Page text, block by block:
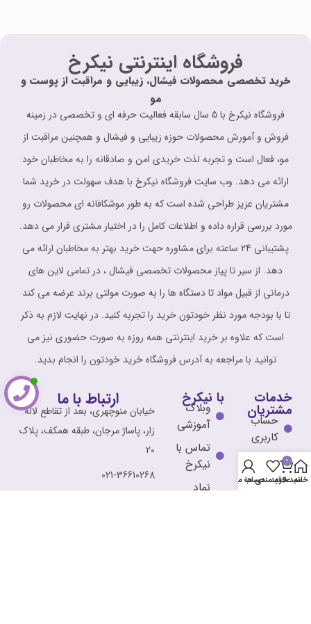
فروشگاه اینترنتی نیکرخ
خرید تخصصی محصولات فیشال، زیبایی و مراقبت از پوست و
مو
فروشگاه نیکرخ با 5 سال سابقه فعالیت حرفه ای و تخصصی در زمینه
فروش و آمورش محصولات حوزه زیبایی و فیشال و همچنین مراقبت از
مو، فعال است و تجربه لذت خریدی امن و صادقانه را به مخاطبان خود
ارائه می دهد. وب سایت فروشگاه نیکرخ با هدف سهولت در خرید شما
مشتریان عزیز طراحی شده است که به طور موشکافانه ای محصولات رو
مورد بررسی قراره داده و اطلاعات کامل را در اختیار مشتری قرار می دهد.
پشتیبانی 24 ساعته برای مشاوره حهت خرید بهتر به مخاطبان ارائه می
دهد. از سیر تا پیاز محصولات تخصصی فیشال ، در تمامی لاین های
درمانی از قبیل مواد تا دستگاه ها را به صورت مولتی برند عرضه می کند
تا با بودجه مورد نظر خودتون خرید را تجربه کنید. در نهایت لازم به ذکر
است که علاوه بر خرید اینترنتی همه روزه به صورت حضوری نیز می
توانید با مراجعه به آدرس فروشگاه خرید خودتون را انجام بدید.
خدمات
مشتریان
حساب
کاربری
پیگیری
سفارش
با نیکرخ
وبلاگ
آموزشی
تماس با
نیکرخ
نماد
ارتباط با ما
خیابان منوچهری، بعد از تقاطع لاله
زار، پاساژ مرجان، طبقه همکف، پلاک
20
021-36610268
خانه
0
سبد خرید
علاقه مندی ها
حساب من